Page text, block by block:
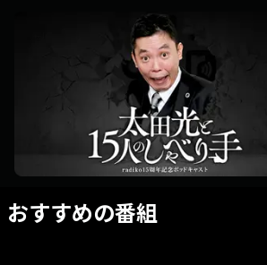
おすすめの番組